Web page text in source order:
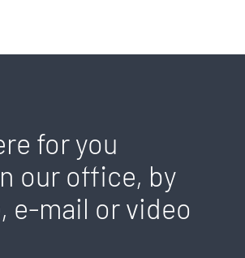
for you
our office, by
e-mail or video